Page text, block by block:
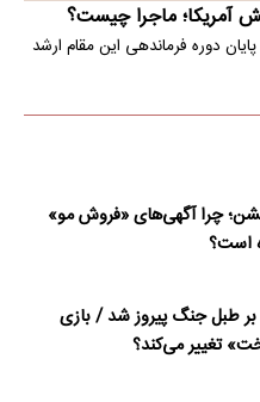
آمریکا؛ ماجرا چیست؟
پایان دوره فرماندهی این مقام ارشد
چرا آگهی‌های «فروش مو»
است؟
بر طبل جنگ پیروز شد / بازی
تغییر می‌کند؟